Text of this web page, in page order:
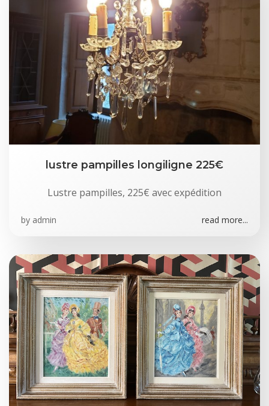
lustre pampilles longiligne 225€
Lustre pampilles, 225€ avec expédition
by admin read more...